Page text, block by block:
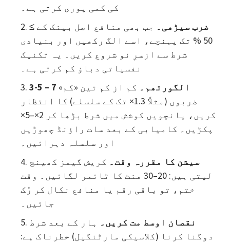
کی کمی پوری کرتی ہے۔
ضرب سیڑھی۔ جب بھی منافع اصل بینک کے ≥
50 % تک پہنچے، اسے الگ رکھیں اور بنیادی
شرط سے ازسرِ نو شروع کریں۔ یہ تکنیک
نفسیاتی دباؤ کم کرتی ہے۔
3-5 – 7 الگورتھم۔ کم از کم تین «کم»
ضربوں (مثلاً 1.3× تک کے سلسلے) کا انتظار
کریں، پانچویں کوشش میں شرط بڑھا کر 2×–5×
پکڑیں۔ کامیابی کے بعد سات راؤنڈ چھوڑیں
اور سلسلہ دہرائیں۔
سیشن کا مقررہ وقت۔ کریش گیمز کھینچ
لیتی ہیں: 20–30 منٹ کا ٹائمر لگائیں۔ وقت
ختم، تو باقی رقم یا منافع نکال کر رُک
جائیں۔
نقصان اوسط مت کریں۔
ہار کے بعد شرط
دوگنا کرنا (کلاسیکی مارٹنگیل) خطرناک ہے: